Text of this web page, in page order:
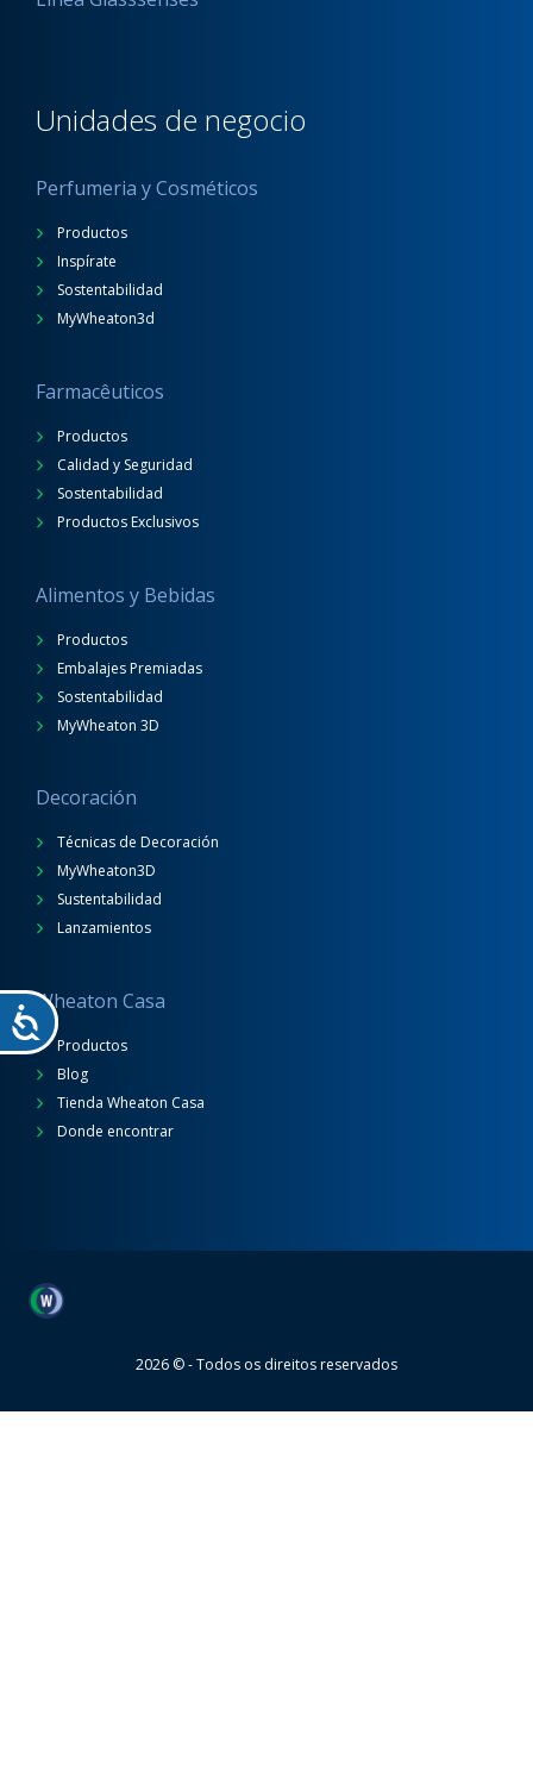
Unidades de negocio
Perfumeria y Cosméticos
Productos
Inspírate
Sostentabilidad
MyWheaton3d
Farmacêuticos
Productos
Calidad y Seguridad
Sostentabilidad
Productos Exclusivos
Alimentos y Bebidas
Productos
Embalajes Premiadas
Sostentabilidad
MyWheaton 3D
Decoración
Técnicas de Decoración
MyWheaton3D
Sustentabilidad
Lanzamientos
Wheaton Casa
Productos
Blog
Tienda Wheaton Casa
Donde encontrar
Wheaton
2026 © - Todos os direitos reservados